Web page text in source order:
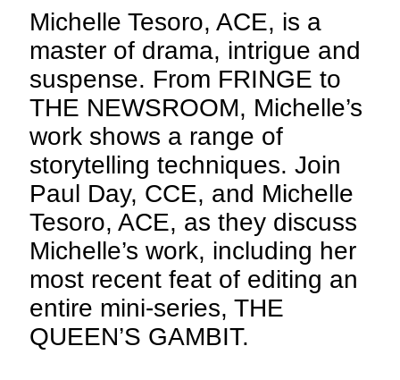
Michelle Tesoro, ACE, is a
master of drama, intrigue and
suspense. From FRINGE to
THE NEWSROOM, Michelle’s
work shows a range of
storytelling techniques. Join
Paul Day, CCE, and Michelle
Tesoro, ACE, as they discuss
Michelle’s work, including her
most recent feat of editing an
entire mini-series, THE
QUEEN’S GAMBIT.